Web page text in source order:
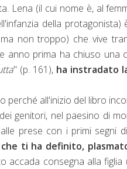
Lena (il cui nome è, al
della protagonista)
non troppo) che vive
anno prima ha chiuso una
" (p. 161), ha instradato
perché all'inizio del libro
genitori, nel paesino di
prese con i primi segni
ti ha definito,
accada consegna alla